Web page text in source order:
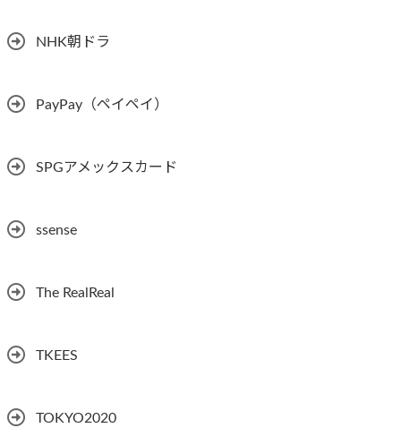
NHK朝ドラ
PayPay（ペイペイ）
SPGアメックスカード
ssense
The RealReal
TKEES
TOKYO2020